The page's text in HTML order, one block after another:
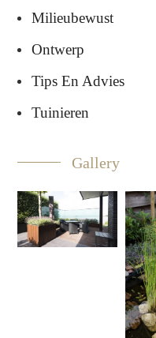
Milieubewust
Ontwerp
Tips En Advies
Tuinieren
Gallery